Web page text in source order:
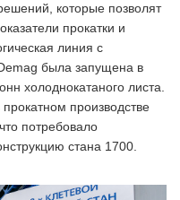
которые позволят
прокатки и
линия с
была запущена в
холоднокатаного листа.
производстве
потребовало
стана 1700.